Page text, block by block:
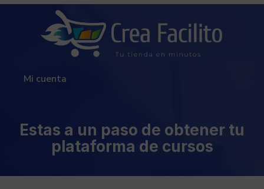
Mi cuenta
Estas a un paso de obtener tu
plataforma de cursos